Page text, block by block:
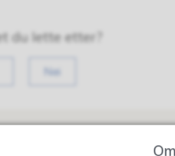
du lette etter?
Nei
Om